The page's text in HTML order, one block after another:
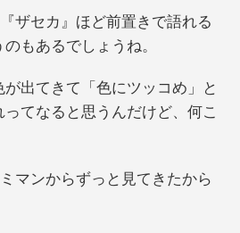
ザセカ』ほど前置きで語れる
もあるでしょうね。
が出てきて「色にツッコめ」と
てなると思うんだけど、何こ
マンからずっと見てきたから